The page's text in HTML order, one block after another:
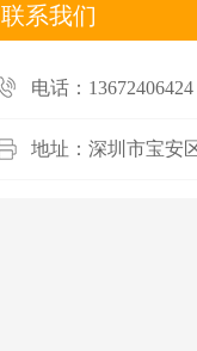
联系我们
电话：13672406424
地址：深圳市宝安